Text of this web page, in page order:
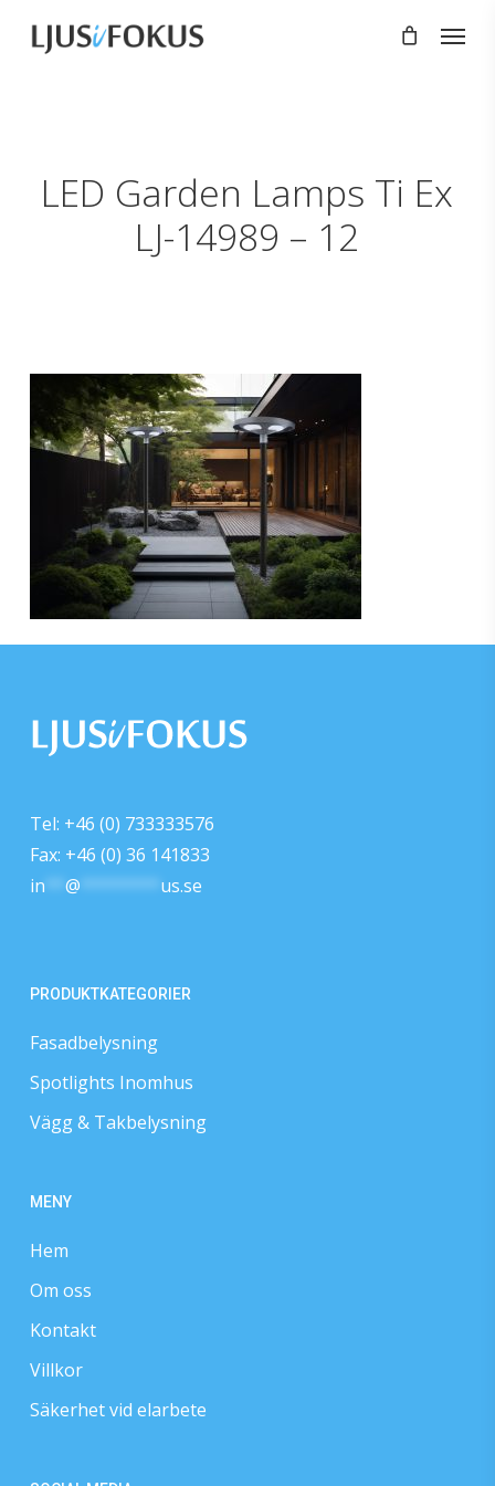
Menu
LED Garden Lamps Ti Ex
LJ-14989 – 12
Tel: +46 (0) 733333576
Fax: +46 (0) 36 141833
in
@ us.se
PRODUKTKATEGORIER
Fasadbelysning
Spotlights Inomhus
Vägg & Takbelysning
MENY
Hem
Om oss
Kontakt
Villkor
Säkerhet vid elarbete